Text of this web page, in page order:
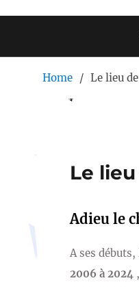
Home Le lieu
Le
Adieu le
A ses
2006 à 2024